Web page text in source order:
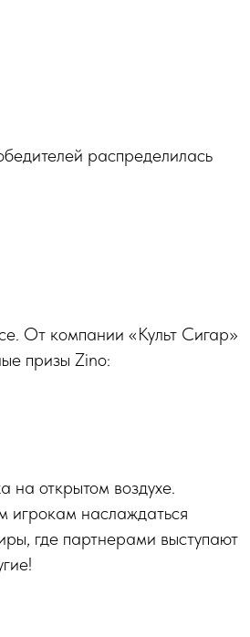
распределилась
От компании «Культ Сигар»
призы Zino:
на открытом воздухе.
игрокам наслаждаться
где партнерами выступают